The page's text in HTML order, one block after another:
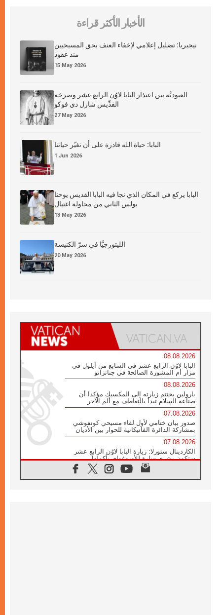
الأخبار الأكثر قراءة
نيجيريا: تضليل إعلامي لإخفاء العنف بحق المسيحيين
منذ عقود
15 May 2026
العبوديَّة بين اعتذار البابا لاوُن الرابع عشر وصرخة
القدِّيس شارل دي فوكو
27 May 2026
البابا: حياة الله قادرة على أن تغيّر حياتنا
1 Jun 2026
البابا يركع في المكان الذي نجا فيه البابا القديس يوحنا
بولس الثاني من محاولة اغتيال
13 May 2026
الليتورجيَّا في سرّ الكنيسة
20 May 2026
08.08.2026
البابا لاوُن الرابع عشر في السابع من أيلول في
مزار أم المشورة الصالحة في جناتزانو
08.08.2026
بارولين يختتم زيارته إلى المكسيك مؤكدا أن
صناعة السلام تبدأ بالتعاطف مع ألم الآخر
07.08.2026
صدور بيان ختامي لأول لقاء مسيحي كونفوشي
بمشاركة الدائرة الفاتيكانية للحوار بين الأديان
07.08.2026
الكاردينال ستورلا: زيارة البابا لاوُن الرابع عشر
ستكون بشرى سارة للأوروغواي بأكملها
الفاتيكان يعلن برنامج الزيارة الرسولية للبابا لاوُن